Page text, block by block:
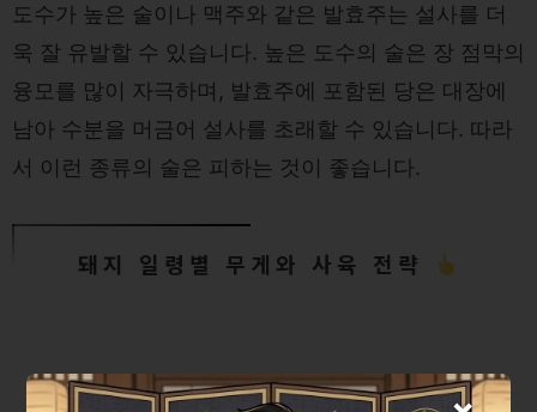
도수가 높은 술이나 맥주와 같은 발효주는 설사를 더
욱 잘 유발할 수 있습니다. 높은 도수의 술은 장 점막의
융모를 많이 자극하며, 발효주에 포함된 당은 대장에
남아 수분을 머금어 설사를 초래할 수 있습니다. 따라
서 이런 종류의 술은 피하는 것이 좋습니다.
돼지 일령별 무게와 사육 전략